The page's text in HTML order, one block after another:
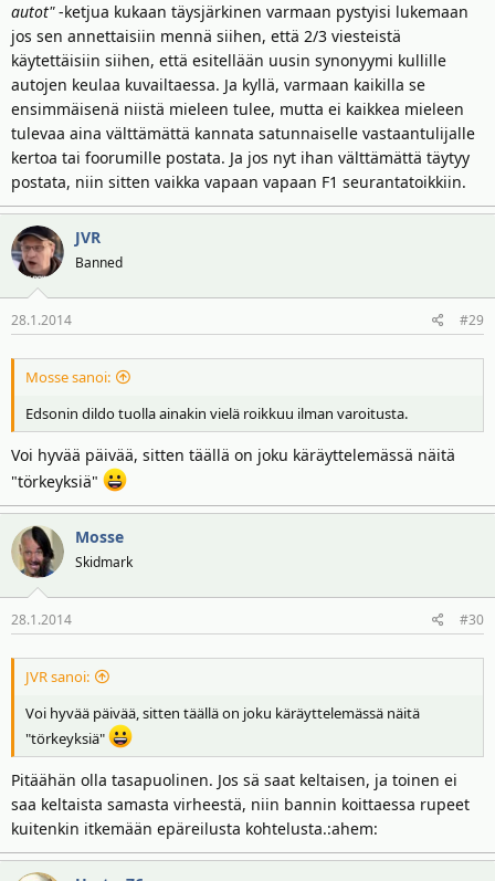
autot"-ketjua kukaan täysjärkinen varmaan pystyisi lukemaan
jos sen annettaisiin mennä siihen, että 2/3 viesteistä
käytettäisiin siihen, että esitellään uusin synonyymi kullille
autojen keulaa kuvailtaessa. Ja kyllä, varmaan kaikilla se
ensimmäisenä niistä mieleen tulee, mutta ei kaikkea mieleen
tulevaa aina välttämättä kannata satunnaiselle vastaantulijalle
kertoa tai foorumille postata. Ja jos nyt ihan välttämättä täytyy
postata, niin sitten vaikka vapaan vapaan F1 seurantatoikkiin.
JVR
Banned
28.1.2014 #29
Mosse sanoi:
Edsonin dildo tuolla ainakin vielä roikkuu ilman varoitusta.
Voi hyvää päivää, sitten täällä on joku käräyttelemässä näitä
"törkeyksiä"
Mosse
Skidmark
28.1.2014 #30
JVR sanoi:
Voi hyvää päivää, sitten täällä on joku käräyttelemässä näitä
"törkeyksiä"
Pitäähän olla tasapuolinen. Jos sä saat keltaisen, ja toinen ei
saa keltaista samasta virheestä, niin bannin koittaessa rupeet
kuitenkin itkemään epäreilusta kohtelusta.:ahem: